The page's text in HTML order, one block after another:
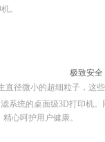
。
极致安全
直径微小的超细粒子，这
系统的桌面级3D打印机。
心呵护用户健康。